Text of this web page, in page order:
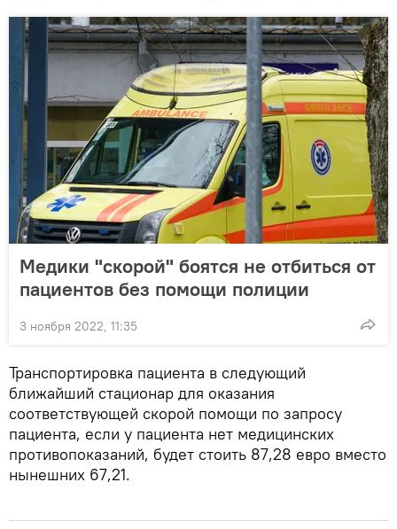
Медики "скорой" боятся не отбиться от
пациентов без помощи полиции
3 ноября 2022, 11:35
Транспортировка пациента в следующий
ближайший стационар для оказания
соответствующей скорой помощи по запросу
пациента, если у пациента нет медицинских
противопоказаний, будет стоить 87,28 евро вместо
нынешних 67,21.